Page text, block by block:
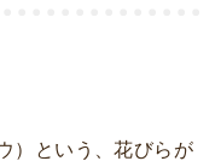
）という、花びらが